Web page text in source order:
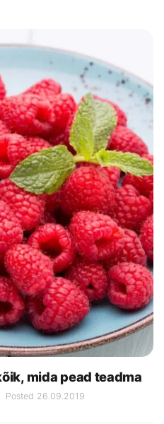
mida pead teadma
Posted 26.09.2019